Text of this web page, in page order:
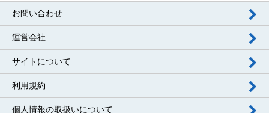
お問い合わせ
運営会社
サイトについて
利用規約
個人情報の取扱いについて